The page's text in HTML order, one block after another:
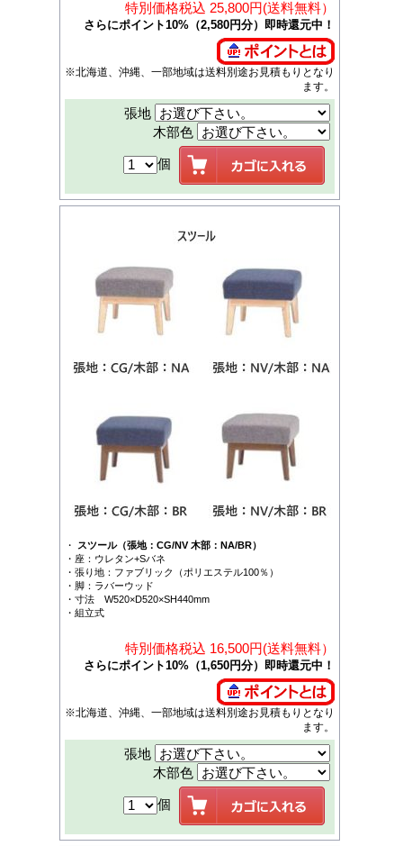
特別価格税込 25,800円(送料無料）
さらにポイント10%（2,580円分）即時還元中！
※北海道、沖縄、一部地域は送料別途お見積もりとなり
ます。
張地
木部色
個
・スツール（張地：CG/NV 木部：NA/BR）
・座：ウレタン+Sバネ
・張り地：ファブリック（ポリエステル100％）
・脚：ラバーウッド
・寸法 W520×D520×SH440mm
・組立式
特別価格税込 16,500円(送料無料）
さらにポイント10%（1,650円分）即時還元中！
※北海道、沖縄、一部地域は送料別途お見積もりとなり
ます。
張地
木部色
個